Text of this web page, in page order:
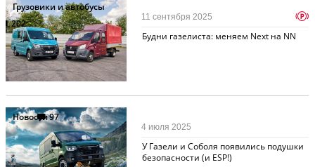
Грузовики и автобусы
202
Будни газелиста: меняем Next на NN
11 сентября 2025 p
Новости97
У Газели и Соболя появились подушки
безопасности (и ESP!)
4 июля 2025